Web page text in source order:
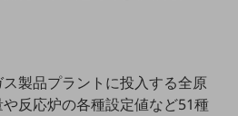
製品プラントに投入する全原
反応炉の各種設定値など51種